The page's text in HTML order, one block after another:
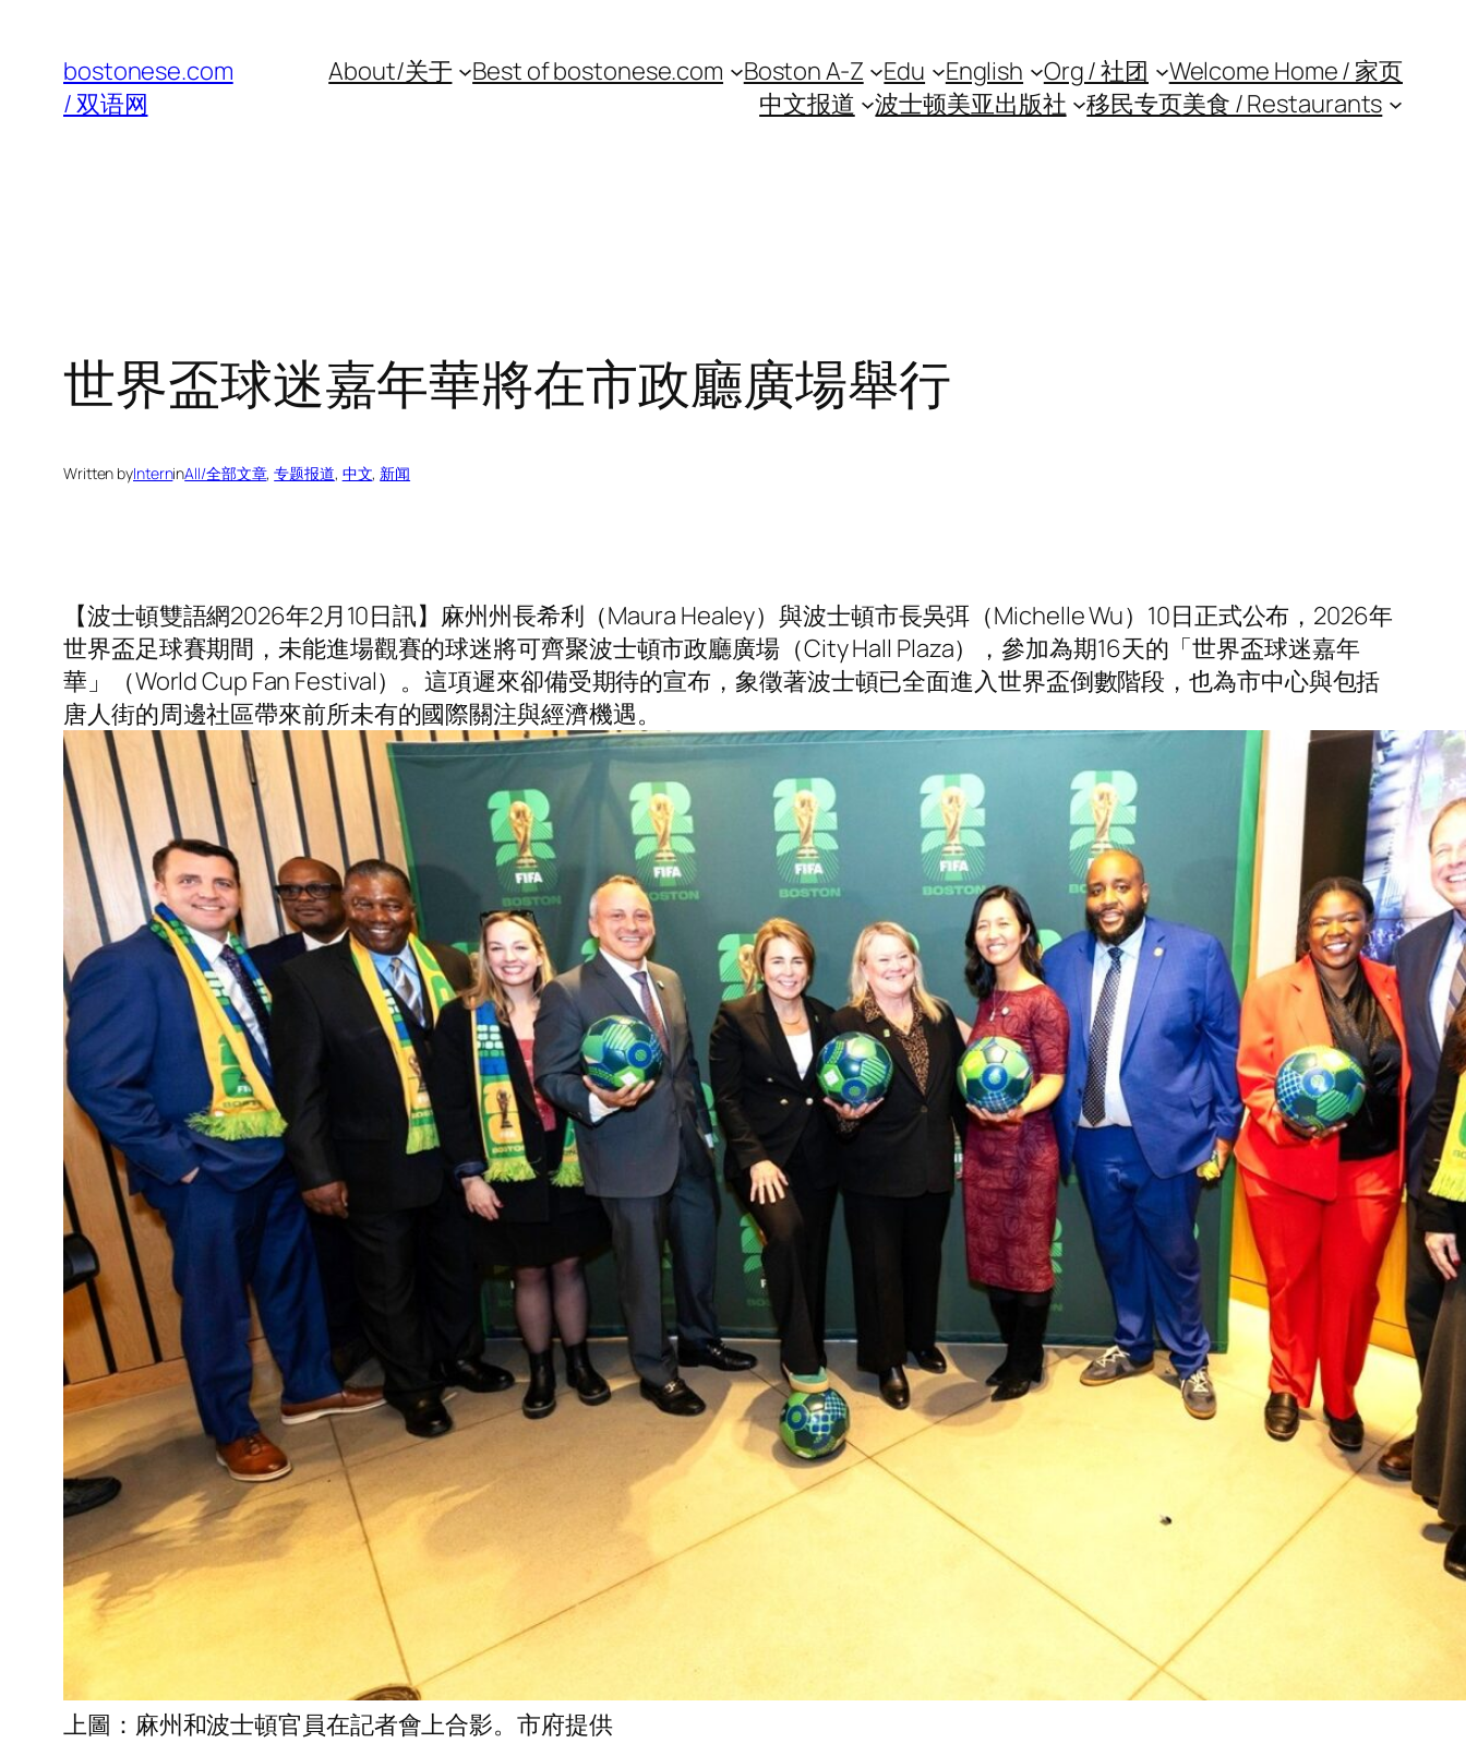
content
bostonese.com
/ 双语网
About/关于 Best of bostonese.com Boston A-Z Edu English Org / 社团
Welcome Home / 家页
中文报道
波士顿美亚出版社 移民专页美食 / Restaurants
世界盃球迷嘉年華將在市政廳廣場舉行
Written byInterninAll/全部文章, 专题报道, 中文, 新闻
【波士頓雙語網2026年2月10日訊】麻州州長希利（Maura Healey）與波士頓市長吳弭（Michelle Wu）10日正式公布，2026年
世界盃足球賽期間，未能進場觀賽的球迷將可齊聚波士頓市政廳廣場（City Hall Plaza），參加為期16天的「世界盃球迷嘉年
華」（World Cup Fan Festival）。這項遲來卻備受期待的宣布，象徵著波士頓已全面進入世界盃倒數階段，也為市中心與包括
唐人街的周邊社區帶來前所未有的國際關注與經濟機遇。
上圖：麻州和波士頓官員在記者會上合影。市府提供